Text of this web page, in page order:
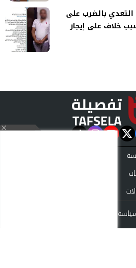
بالضرب على
خلاف على إيجار
twitter
الخصوصية
©2024 tafsela All Rights